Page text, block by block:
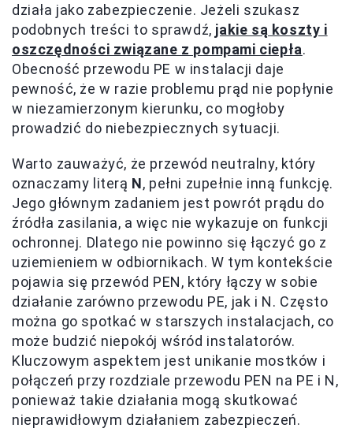
działa jako zabezpieczenie. Jeżeli szukasz
podobnych treści to sprawdź, jakie są koszty i
oszczędności związane z pompami ciepła.
Obecność przewodu PE w instalacji daje
pewność, że w razie problemu prąd nie popłynie
w niezamierzonym kierunku, co mogłoby
prowadzić do niebezpiecznych sytuacji.
Warto zauważyć, że przewód neutralny, który
oznaczamy literą N, pełni zupełnie inną funkcję.
Jego głównym zadaniem jest powrót prądu do
źródła zasilania, a więc nie wykazuje on funkcji
ochronnej. Dlatego nie powinno się łączyć go z
uziemieniem w odbiornikach. W tym kontekście
pojawia się przewód PEN, który łączy w sobie
działanie zarówno przewodu PE, jak i N. Często
można go spotkać w starszych instalacjach, co
może budzić niepokój wśród instalatorów.
Kluczowym aspektem jest unikanie mostków i
połączeń przy rozdziale przewodu PEN na PE i N,
ponieważ takie działania mogą skutkować
nieprawidłowym działaniem zabezpieczeń.